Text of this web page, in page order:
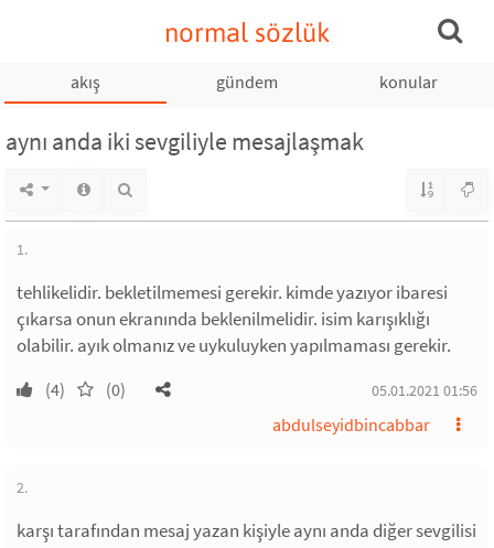
normal sözlük
akış gündem konular
aynı anda iki sevgiliyle mesajlaşmak
1.
tehlikelidir. bekletilmemesi gerekir. kimde yazıyor ibaresi
çıkarsa onun ekranında beklenilmelidir. isim karışıklığı
olabilir. ayık olmanız ve uykuluyken yapılmaması gerekir.
(4) (0) 05.01.2021 01:56
abdulseyidbincabbar
2.
karşı tarafından mesaj yazan kişiyle aynı anda diğer sevgilisi